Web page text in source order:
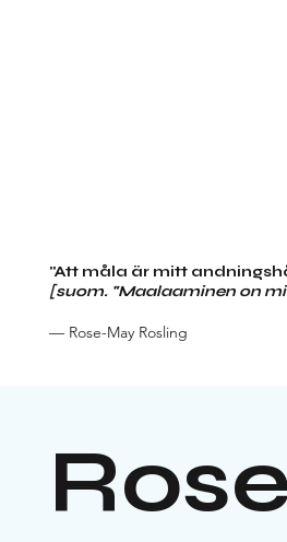
"Att måla är mitt
[suom. "Maalaaminen on
— Rose-May Rosling